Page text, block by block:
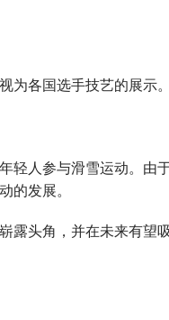
为各国选手技艺的展示
轻人参与滑雪运动。由
的发展。
露头角，并在未来有望